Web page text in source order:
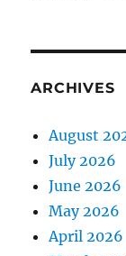
ARCHIVES
August
July 2026
June 2026
May 2026
April 2026